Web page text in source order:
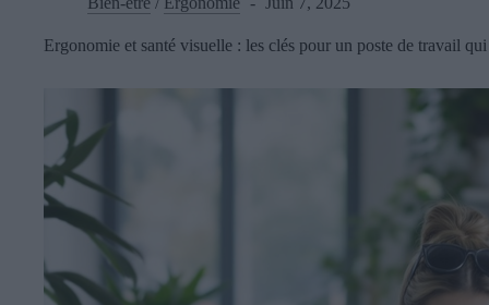
Ergonomie et santé visuelle : les clés pour un poste de travail